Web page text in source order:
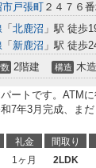
市戸張町 ２４７６
「 北鹿沼 」駅 徒歩
「 新鹿沼 」駅 徒歩
2階建 構造 木造
ートです。ATM
7年3月完成、ま
礼金 間取り
1ヶ月 2LDK